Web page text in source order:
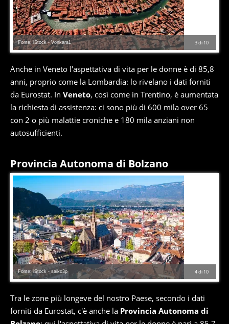
3di 10
Fonte: iStock - Vonkara1
Anche in Veneto l'aspettativa di vita per le donne è di 85,8
anni, proprio come la Lombardia: lo rivelano i dati forniti
da Eurostat. In Veneto, così come in Trentino, è aumentata
la richiesta di assistenza: ci sono più di 600 mila over 65
con 2 o più malattie croniche e 180 mila anziani non
autosufficienti.
Provincia Autonoma di Bolzano
4di 10
Fonte: iStock - saiko3p
Tra le zone più longeve del nostro Paese, secondo i dati
forniti da Eurostat, c'è anche la Provincia Autonoma di